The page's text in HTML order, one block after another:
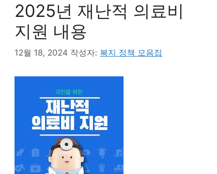
2025년 재난적 의료비
지원 내용
12월 18, 2024 작성자: 복지 정책 모음집